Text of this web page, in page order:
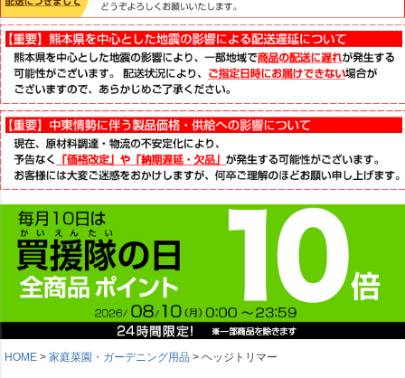
HOME 家庭菜園・ガーデニング用品 ヘッジトリマー